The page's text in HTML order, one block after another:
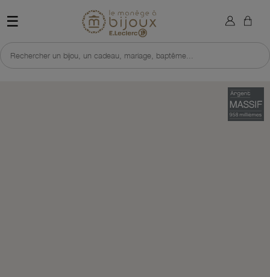
☰ Retour à l'accueil du site
Rechercher un bijou, un cadeau, mariage, baptême...
×